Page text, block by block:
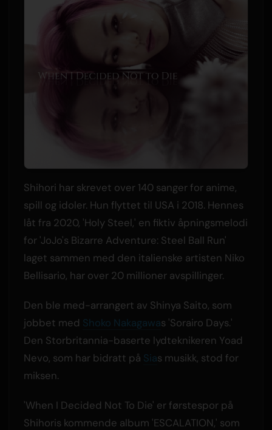
Shihori har skrevet over 140 sanger for anime,
spill og idoler. Hun flyttet til USA i 2018. Hennes
låt fra 2020, 'Holy Steel,' en fiktiv åpningsmelodi
for 'JoJo's Bizarre Adventure: Steel Ball Run'
laget sammen med den italienske artisten Niko
Bellisario, har over 20 millioner avspillinger.
Den ble med-arrangert av Shinya Saito, som
jobbet med Shoko Nakagawas 'Sorairo Days.'
Den Storbritannia-baserte lydteknikeren Yoad
Nevo, som har bidratt på Sias musikk, stod for
miksen.
'When I Decided Not To Die' er førstespor på
Shihoris kommende album 'ESCALATION,' som